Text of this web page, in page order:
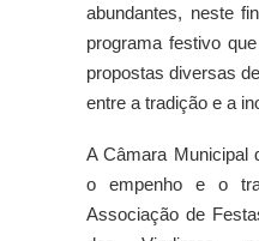
abundantes, neste
programa festivo
propostas diversas
entre a tradição e a
A Câmara Municipal
o empenho e o
Associação de